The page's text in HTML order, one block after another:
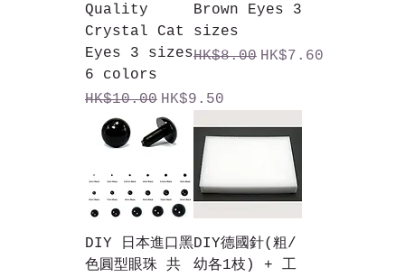
Quality
Crystal Cat
Eyes 3 sizes
6 colors
一般價格
HK$10.00 促銷價格
HK$9.50
Brown Eyes 3
sizes
一般價格
HK$8.00 促銷價格
HK$7.60
DIY 日本進口黑
色圓型眼珠 共
DIY德國針(粗/
幼各1枝) + 工